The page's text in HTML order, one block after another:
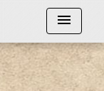
menu